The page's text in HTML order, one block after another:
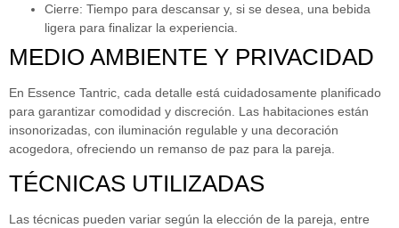
Cierre: Tiempo para descansar y, si se desea, una bebida
ligera para finalizar la experiencia.
MEDIO AMBIENTE Y PRIVACIDAD
En Essence Tantric, cada detalle está cuidadosamente planificado
para garantizar comodidad y discreción. Las habitaciones están
insonorizadas, con iluminación regulable y una decoración
acogedora, ofreciendo un remanso de paz para la pareja.
TÉCNICAS UTILIZADAS
Las técnicas pueden variar según la elección de la pareja, entre